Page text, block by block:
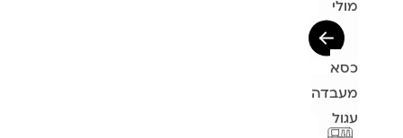
מולי
כסא
מעבדה
עגול